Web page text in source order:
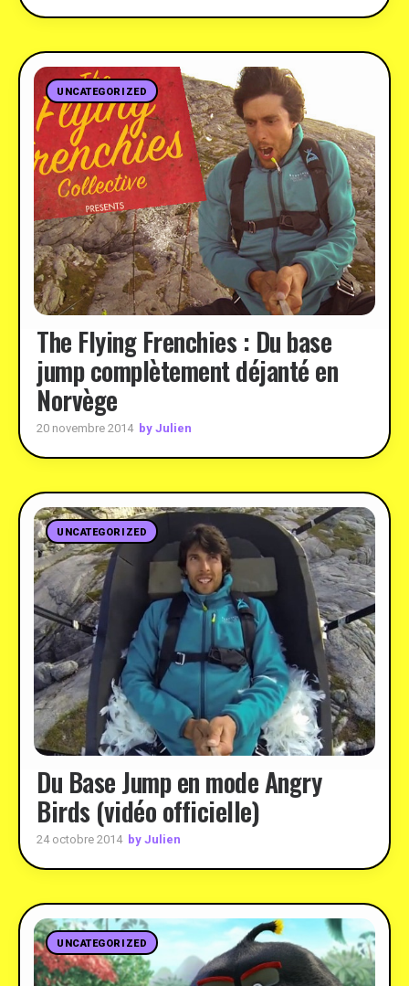
UNCATEGORIZED
The Flying Frenchies : Du base
jump complètement déjanté en
Norvège
20 novembre 2014 by Julien
UNCATEGORIZED
Du Base Jump en mode Angry
Birds (vidéo officielle)
24 octobre 2014 by Julien
UNCATEGORIZED